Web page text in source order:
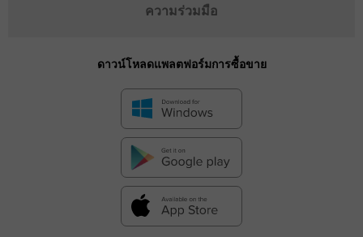
ความร่วมมือ
ดาวน์โหลดแพลตฟอร์มการซื้อขาย